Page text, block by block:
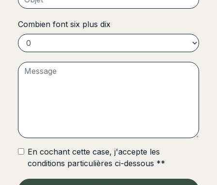
Combien font six plus dix
En cochant cette case, j'accepte les
conditions particulières ci-dessous **